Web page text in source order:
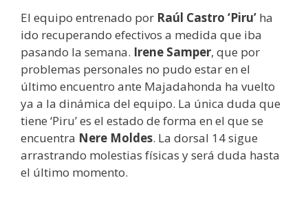
El equipo entrenado por Raúl Castro ‘Piru’ ha
ido recuperando efectivos a medida que iba
pasando la semana. Irene Samper, que por
problemas personales no pudo estar en el
último encuentro ante Majadahonda ha vuelto
ya a la dinámica del equipo. La única duda que
tiene ‘Piru’ es el estado de forma en el que se
encuentra Nere Moldes. La dorsal 14 sigue
arrastrando molestias físicas y será duda hasta
el último momento.